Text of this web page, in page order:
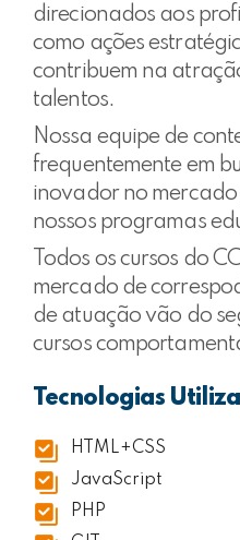
direcionados aos
como ações
contribuem na
talentos.
Nossa equipe de
frequentemente em
inovador no
nossos programas
Todos os cursos do
mercado de
de atuação vão do
cursos
Tecnologias
HTML+CSS
JavaScript
PHP